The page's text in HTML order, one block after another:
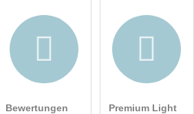
Bewertungen
Premium Light